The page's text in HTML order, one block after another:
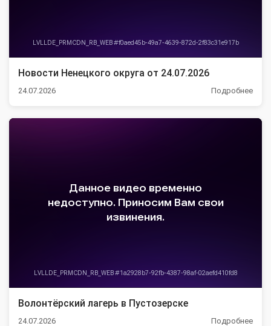
Новости Ненецкого округа от 24.07.2026
24.07.2026 Подробнее
Волонтёрский лагерь в Пустозерске
24.07.2026 Подробнее